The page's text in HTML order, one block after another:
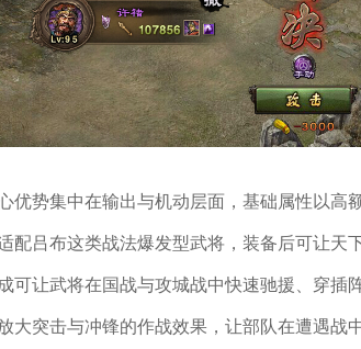
优势集中在输出与机动层面，基础属性以高
配吕布这类战法爆发型武将，装备后可让天
可让武将在国战与攻城战中快速驰援、穿插
大突击与冲锋的作战效果，让部队在遭遇战